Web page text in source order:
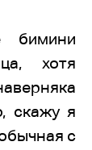
бимини
хотя
скажу я
с